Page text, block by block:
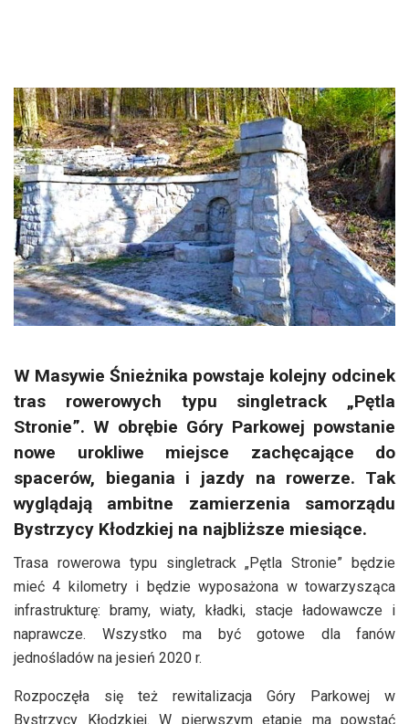
W Masywie Śnieżnika powstaje kolejny odcinek
tras rowerowych typu singletrack „Pętla
Stronie”. W obrębie Góry Parkowej powstanie
nowe urokliwe miejsce zachęcające do
spacerów, biegania i jazdy na rowerze. Tak
wyglądają ambitne zamierzenia samorządu
Bystrzycy Kłodzkiej na najbliższe miesiące.
Trasa rowerowa typu singletrack „Pętla Stronie” będzie
mieć 4 kilometry i będzie wyposażona w towarzysząca
infrastrukturę: bramy, wiaty, kładki, stacje ładowawcze i
naprawcze. Wszystko ma być gotowe dla fanów
jednośladów na jesień 2020 r.
Rozpoczęła się też rewitalizacja Góry Parkowej w
Bystrzycy Kłodzkiej. W pierwszym etapie ma powstać